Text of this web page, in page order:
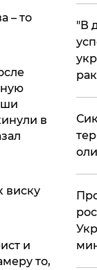
– то
в
виску
и
то,
​"В